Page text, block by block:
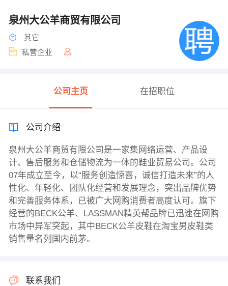
泉州大公羊商贸有限公司
其它
私营企业
公司主页 在招职位
公司介绍
泉州大公羊商贸有限公司是一家集网络运营、产品设
计、售后服务和仓储物流为一体的鞋业贸易公司。公司
07年成立至今，以“服务创造惊喜，诚信打造未来”的人
性化、年轻化、团队化经营和发展理念，突出品牌优势
和完善服务体系，已被广大网购消费者高度认可。旗下
经营的BECK公羊、LASSMAN精英帮品牌已迅速在网购
市场中异军突起，其中BECK公羊皮鞋在淘宝男皮鞋类
销售量名列国内前茅。
联系我们